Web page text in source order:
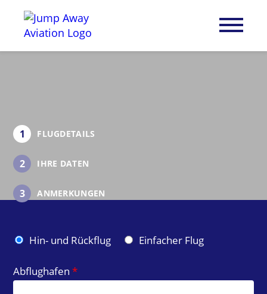
1 FLUGDETAILS
2 IHRE DATEN
3 ANMERKUNGEN
F
u
g
Hin- und Rückflug Einfacher Flug
Abflughafen*